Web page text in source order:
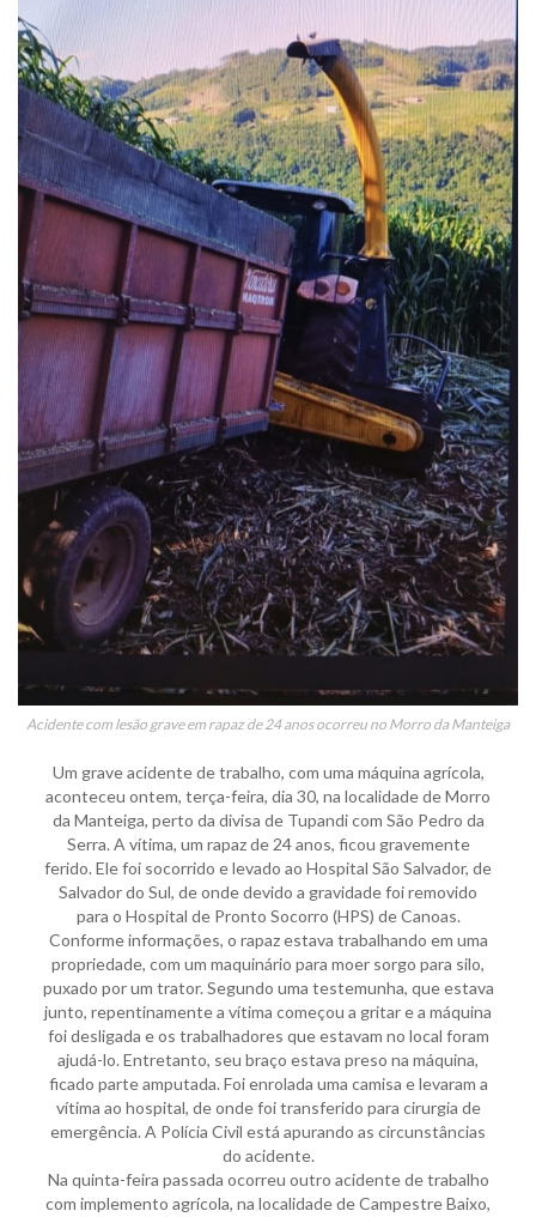
Acidente com lesão grave em rapaz de 24 anos ocorreu no Morro da Manteiga
Um grave acidente de trabalho, com uma máquina agrícola,
aconteceu ontem, terça-feira, dia 30, na localidade de Morro
da Manteiga, perto da divisa de Tupandi com São Pedro da
Serra. A vítima, um rapaz de 24 anos, ficou gravemente
ferido. Ele foi socorrido e levado ao Hospital São Salvador, de
Salvador do Sul, de onde devido a gravidade foi removido
para o Hospital de Pronto Socorro (HPS) de Canoas.
Conforme informações, o rapaz estava trabalhando em uma
propriedade, com um maquinário para moer sorgo para silo,
puxado por um trator. Segundo uma testemunha, que estava
junto, repentinamente a vítima começou a gritar e a máquina
foi desligada e os trabalhadores que estavam no local foram
ajudá-lo. Entretanto, seu braço estava preso na máquina,
ficado parte amputada. Foi enrolada uma camisa e levaram a
vítima ao hospital, de onde foi transferido para cirurgia de
emergência. A Polícia Civil está apurando as circunstâncias
do acidente.
Na quinta-feira passada ocorreu outro acidente de trabalho
com implemento agrícola, na localidade de Campestre Baixo,